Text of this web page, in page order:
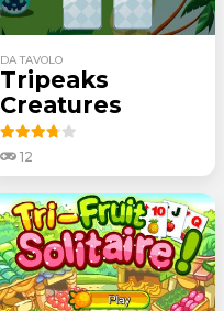
DA TAVOLO
Tripeaks
Creatures
12